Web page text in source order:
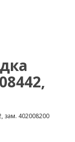
зам. 402008200